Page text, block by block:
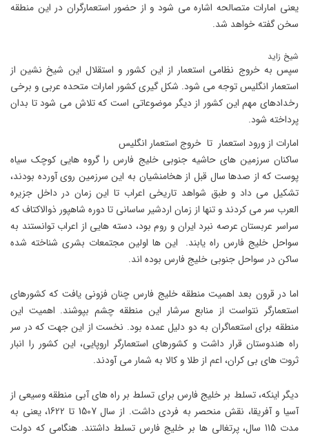
یعنی امارات متصالحه اشاره می شود و از حضور استعمارگران در این منطقه
سخن گفته خواهد شد.
شیخ زاید
سپس به خروج نظامی استعمار از این کشور و استقلال این شیخ نشین از
استعمار انگلیس توجه می شود. شکل گیری کشور امارات متحده عربی و برخی
رخدادهای مهم این کشور از دیگر موضوعاتی است که تلاش می شود تا بدان
پرداخته شود.
امارات از ورود استعمار تا خروج استعمار انگلیس
ساکنان سرزمین های حاشیه جنوبی خلیج فارس را گروه هایی کوچک سیاه
پوست که از صدها سال قبل از هخامنشیان به این سرزمین روی آورده بودند،
تشکیل می داد و طبق شواهد تاریخی اعراب تا این زمان در داخل جزیره
العرب سر می کردند و تنها از زمان اردشیر ساسانی تا دوره شاهپور ذوالاکتاف که
سراسر عربستان عرصه نبرد ایران و روم بود، دسته هایی از اعراب توانستند به
سواحل خلیج فارس راه یابند. این ها اولین مجتمعات بشری شناخته شده
ساکن در سواحل جنوبی خلیج فارس بوده اند.
اما در قرون بعد اهمیت منطقه خلیج فارس چنان فزونی یافت که کشورهای
استعمارگر نتواست از منابع سرشار این منطقه چشم بپوشند. اهمیت این
منطقه برای استعماگران به دو دلیل عمده بود. نخست از این جهت که در سر
راه هندوستان قرار داشت و کشورهای استعمارگر اروپایی، این کشور را انبار
ثروت های بی کران، اعم از طلا و کالا به شمار می آودند.
دیگر اینکه، تسلط بر خلیج فارس برای تسلط بر راه های آبی منطقه وسیعی از
آسیا و آفریقا، نقش منحصر به فردی داشت. از سال 1507 تا 1622، یعنی به
مدت 115 سال، پرتغالی ها بر خلیج فارس تسلط داشتند. هنگامی که دولت